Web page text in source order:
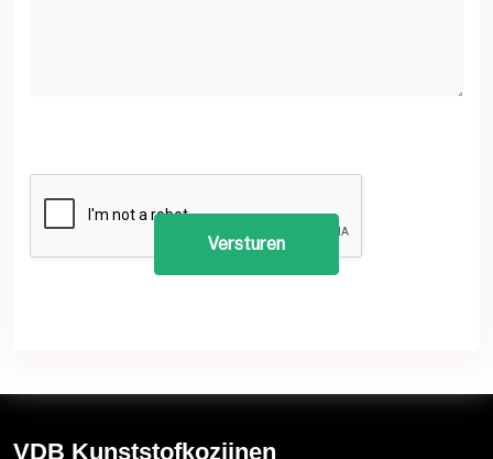
VDB Kunststofkozijnen